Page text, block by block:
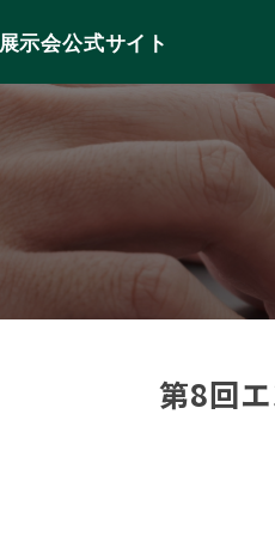
展示会公式サイト
第8回